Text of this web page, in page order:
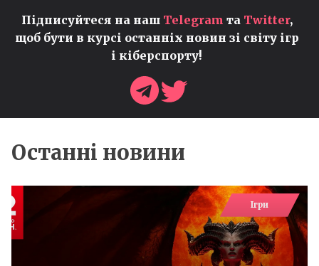
Підписуйтеся на наш Telegram та Twitter,
щоб бути в курсі останніх новин зі світу ігр
і кіберспорту!
Останні новини
Ігри